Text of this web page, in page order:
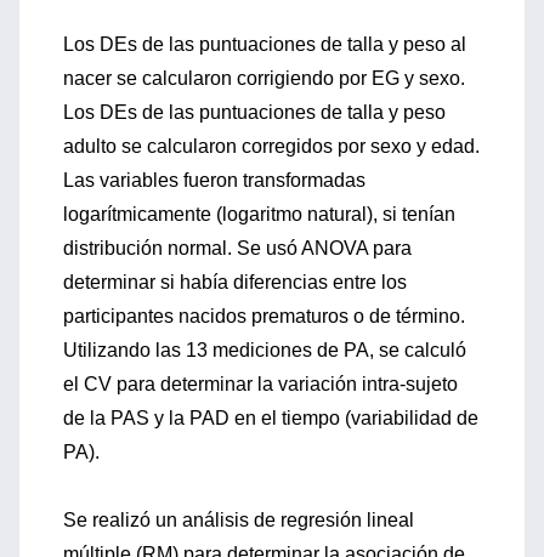
Los DEs de las puntuaciones de talla y peso al
nacer se calcularon corrigiendo por EG y sexo.
Los DEs de las puntuaciones de talla y peso
adulto se calcularon corregidos por sexo y edad.
Las variables fueron transformadas
logarítmicamente (logaritmo natural), si tenían
distribución normal. Se usó ANOVA para
determinar si había diferencias entre los
participantes nacidos prematuros o de término.
Utilizando las 13 mediciones de PA, se calculó
el CV para determinar la variación intra-sujeto
de la PAS y la PAD en el tiempo (variabilidad de
PA).
Se realizó un análisis de regresión lineal